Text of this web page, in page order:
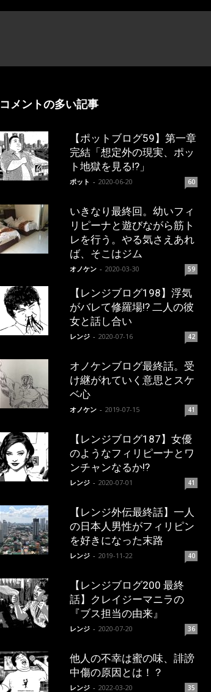
コメントの多い記事
【ポットブログ59】第一章
完結「想定外の現実、ポッ
ト地獄を見る!?」
ポット - 2020-06-20 60
いきなり最終回。幼いフィ
リピーナと遊びながら筋ト
レを行う。やる気さえあれ
ば、そこはジム
オノケン - 2020-03-30 59
【レンジブログ198】浮気
がバレて修羅場!? 二人の彼
女と話し合い
レンジ - 2020-07-16 42
オノケンブログ最終話。受
け継がれていく意思とスケ
ベ心
オノケン - 2019-07-15 41
【レンジブログ187】女優
のようなフィリピーナとワ
ンチャンなるか!?
レンジ - 2020-07-01 41
【レンジ外伝最終話】一人
の日本人男性がフィリピン
を好きになった末路
レンジ - 2019-11-22 40
【レンジブログ200 最終
話】クレイジーマニラの
『ブス担当の由来』
レンジ - 2020-07-20 36
他人の不幸は蜜の味、誹謗
中傷の原因とは！？
レンジ - 2022-03-20 35